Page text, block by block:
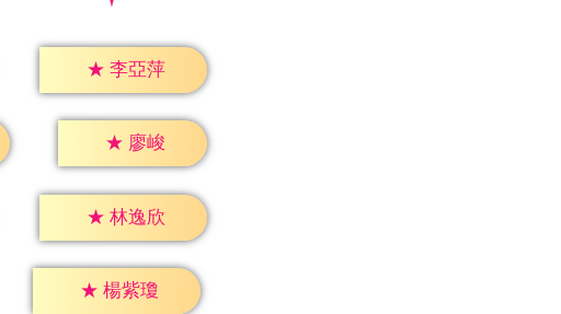
★ 李亞萍
★ 廖峻
★ 林逸欣
★ 楊紫瓊